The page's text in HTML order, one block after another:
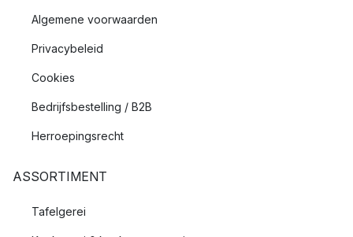
Algemene voorwaarden
Privacybeleid
Cookies
Bedrijfsbestelling / B2B
Herroepingsrecht
ASSORTIMENT
Tafelgerei